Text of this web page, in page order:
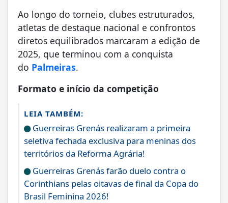
Ao longo do torneio, clubes estruturados,
atletas de destaque nacional e confrontos
diretos equilibrados marcaram a edição de
2025, que terminou com a conquista
do Palmeiras.
Formato e início da competição
LEIA TAMBÉM:
Guerreiras Grenás realizaram a primeira
seletiva fechada exclusiva para meninas dos
territórios da Reforma Agrária!
Guerreiras Grenás farão duelo contra o
Corinthians pelas oitavas de final da Copa do
Brasil Feminina 2026!